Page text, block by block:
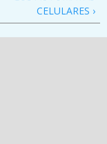
CELULARES ›